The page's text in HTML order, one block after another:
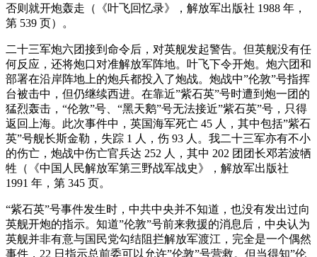
否则就开炮轰走（《叶飞回忆录》，解放军出版社 1988 年，
第 539 页）。
二十三军炮六团接到命令后，对英舰发起警告。但英舰没有任
何反应，还将炮口对准解放军阵地。叶飞下令开炮。炮六团和
部署在沿岸阵地上的炮兵都投入了炮战。炮战中”伦敦”号指挥
台被击中，但仍继续西进。在靠近”紫石英”号时遭到炮一团的
猛烈轰击，“伦敦”号、“黑天鹅”号无法接近”紫石英”号，只得
返回上海。此次事件中，英国海军死亡 45 人，其中包括”紫石
英”号舰长斯金勒，失踪 1 人，伤 93 人。我二十三军亦有不小
的伤亡，炮战中伤亡官兵达 252 人，其中 202 团团长邓若波牺
牲（《中国人民解放军第三野战军战史》，解放军出版社
1991 年，第 345 页。
“紫石英”号事件发生时，中共中央并不知道，也没有发出过向
英舰开炮的指示。知道”伦敦”号前来救援的消息后，中央认为
英舰并非有意与国民党勾结阻拦解放军渡江，完全是一个偶然
事件，22 日指示总前委可以允许”伦敦”号营救。但当得知”伦